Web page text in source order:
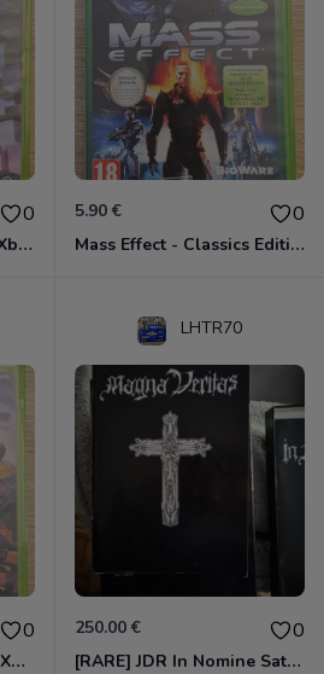
0
Minecraft - Story Mode Xbox 360
5.90 € 0
Mass Effect - Classics Edition Xbox 360
0
Supreme Commander 2 Xbox 360
LHTR70
250.00 € 0
[RARE] JDR In Nomine Satanis / Magna Veritas – 1ère Édition BOÎTE (DOS BLANC, 1989) - CROC / Siroz